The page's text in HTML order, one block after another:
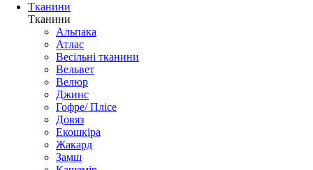
Тканини
Тканини
Альпака
Атлас
Весільні тканини
Вельвет
Велюр
Джинс
Гофре/ Плісе
Довяз
Екошкіра
Жакард
Замш